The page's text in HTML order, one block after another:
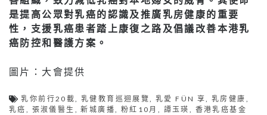
是提高公眾對乳癌的認識及推廣乳房健康的重要
性，支援乳癌患者踏上康復之路及倡議改善本港乳
癌防控和醫護方案。
圖片：大會提供
乳你前行20載,乳健教育巡迴展覽,乳愛 FÜN 享,乳房健康 ,
乳癌 , 張淑儀醫生 ,新城廣播, 粉紅10月 , 譚玉瑛 , 香港乳癌基金